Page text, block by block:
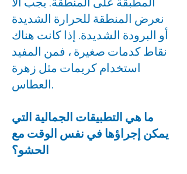
المطبقة على المنطقة. يجب ألا
نعرض المنطقة للحرارة الشديدة
أو البرودة الشديدة. إذا كانت هناك
نقاط كدمات صغيرة ، فمن المفيد
استخدام كريمات مثل زهرة
العطاس.
ما هي التطبيقات الجمالية التي
يمكن إجراؤها في نفس الوقت مع
الحشو؟